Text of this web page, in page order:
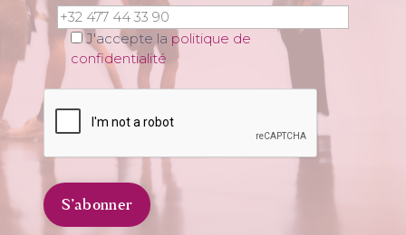
J'accepte la politique de
confidentialité